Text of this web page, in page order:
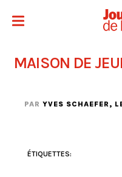
MAISON DE
PAR YVES SCHAEFER,
ÉTIQUETTES: